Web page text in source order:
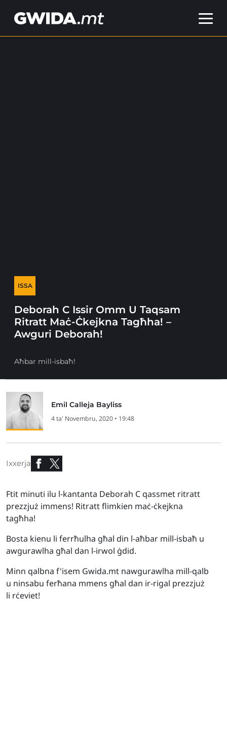
ISSA
Deborah C Issir Omm U Taqsam
Ritratt Maċ-Ċkejkna Tagħha! –
Awguri Deborah!
Aħbar mill-isbaħ!
Emil Calleja Bayliss
4 ta' Novembru, 2020 • 19:48
Ixxerja
Ftit minuti ilu l-kantanta Deborah C qassmet ritratt
prezzjuż immens! Ritratt flimkien maċ-ċkejkna
tagħha!
Bosta kienu li ferrħulha għal din l-aħbar mill-isbaħ u
awgurawlha għal dan l-irwol ġdid.
Minn qalbna f'isem Gwida.mt nawgurawlha mill-qalb
u ninsabu ferħana mmens għal dan ir-rigal prezzjuż
li rċeviet!